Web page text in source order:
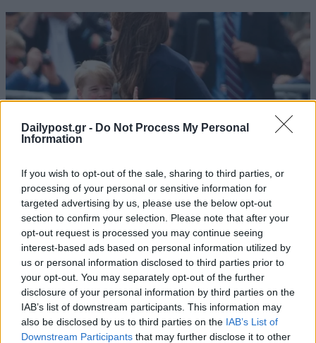
Dailypost.gr - Do Not Process My Personal
Information
If you wish to opt-out of the sale, sharing to third parties, or
processing of your personal or sensitive information for
targeted advertising by us, please use the below opt-out
section to confirm your selection. Please note that after your
opt-out request is processed you may continue seeing
interest-based ads based on personal information utilized by
us or personal information disclosed to third parties prior to
your opt-out. You may separately opt-out of the further
disclosure of your personal information by third parties on the
IAB’s list of downstream participants. This information may
also be disclosed by us to third parties on the IAB’s List of
Downstream Participants that may further disclose it to other